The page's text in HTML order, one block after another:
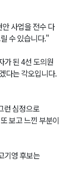
사업을 전수 다
수 있습니다."
가 된 4선 도의원
다는 각오입니다.
런 심정으로
보고 느낀 부분이
기영 후보는